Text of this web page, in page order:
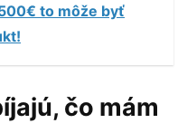
to môže byť
čo mám